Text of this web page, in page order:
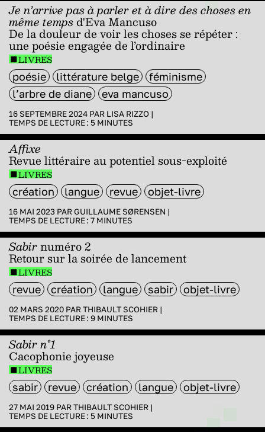
Je n’arrive pas à parler et à dire des choses en
même tempsd'Eva Mancuso
De la douleur de voir les choses se répéter :
une poésie engagée de l’ordinaire
LIVRES
poésie littérature belge
féminisme
l’arbre de diane
eva mancuso
16 SEPTEMBRE 2024 PAR LISA RIZZO |
TEMPS DE LECTURE : 5 MINUTES
Affixe
Revue littéraire au potentiel sous-exploité
LIVRES
création langue revue objet-livre
16 MAI 2023 PARGUILLAUME SØRENSEN |
TEMPS DE LECTURE : 7 MINUTES
Sabirnuméro 2
Retour sur la soirée de lancement
LIVRES
revue création langue sabir objet-livre
02 MARS 2020 PARTHIBAULT SCOHIER |
TEMPS DE LECTURE : 9 MINUTES
Sabir n°1
Cacophonie joyeuse
LIVRES
sabir revue création langue objet-livre
27 MAI 2019 PARTHIBAULT SCOHIER |
TEMPS DE LECTURE : 5 MINUTES